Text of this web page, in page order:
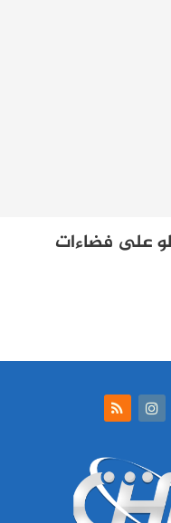
على فضاءات